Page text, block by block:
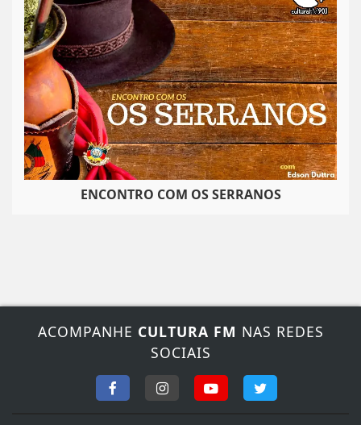
ENCONTRO COM OS SERRANOS
ACOMPANHE CULTURA FM NAS REDES
SOCIAIS